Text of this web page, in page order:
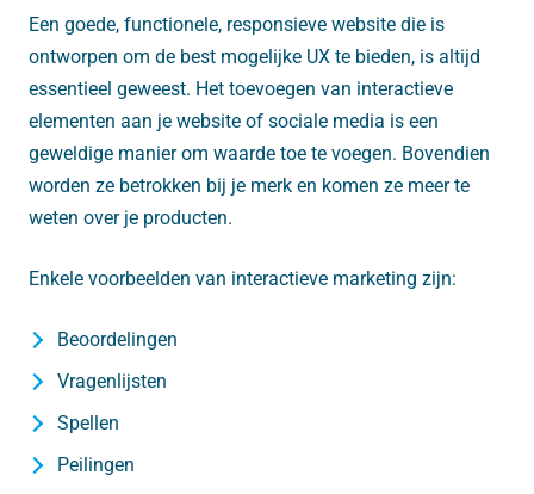
Een goede, functionele, responsieve website die is
ontworpen om de best mogelijke UX te bieden, is altijd
essentieel geweest. Het toevoegen van interactieve
elementen aan je website of sociale media is een
geweldige manier om waarde toe te voegen. Bovendien
worden ze betrokken bij je merk en komen ze meer te
weten over je producten.
Enkele voorbeelden van interactieve marketing zijn:
Beoordelingen
Vragenlijsten
Spellen
Peilingen